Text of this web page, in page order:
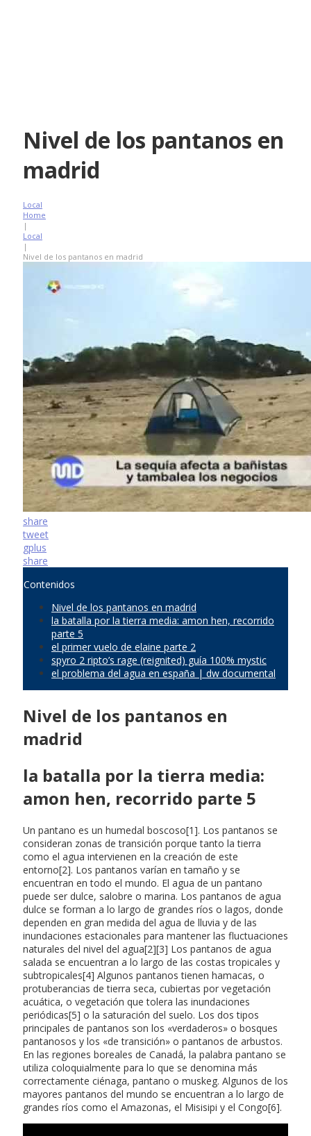
Nivel de los pantanos en
madrid
Local
Home
|
Local
|
Nivel de los pantanos en madrid
share
tweet
gplus
share
Contenidos
Nivel de los pantanos en madrid
la batalla por la tierra media: amon hen, recorrido
parte 5
el primer vuelo de elaine parte 2
spyro 2 ripto’s rage (reignited) guía 100% mystic
el problema del agua en españa | dw documental
Nivel de los pantanos en
madrid
la batalla por la tierra media:
amon hen, recorrido parte 5
Un pantano es un humedal boscoso[1]. Los pantanos se
consideran zonas de transición porque tanto la tierra
como el agua intervienen en la creación de este
entorno[2]. Los pantanos varían en tamaño y se
encuentran en todo el mundo. El agua de un pantano
puede ser dulce, salobre o marina. Los pantanos de agua
dulce se forman a lo largo de grandes ríos o lagos, donde
dependen en gran medida del agua de lluvia y de las
inundaciones estacionales para mantener las fluctuaciones
naturales del nivel del agua[2][3] Los pantanos de agua
salada se encuentran a lo largo de las costas tropicales y
subtropicales[4] Algunos pantanos tienen hamacas, o
protuberancias de tierra seca, cubiertas por vegetación
acuática, o vegetación que tolera las inundaciones
periódicas[5] o la saturación del suelo. Los dos tipos
principales de pantanos son los «verdaderos» o bosques
pantanosos y los «de transición» o pantanos de arbustos.
En las regiones boreales de Canadá, la palabra pantano se
utiliza coloquialmente para lo que se denomina más
correctamente ciénaga, pantano o muskeg. Algunos de los
mayores pantanos del mundo se encuentran a lo largo de
grandes ríos como el Amazonas, el Misisipi y el Congo[6].